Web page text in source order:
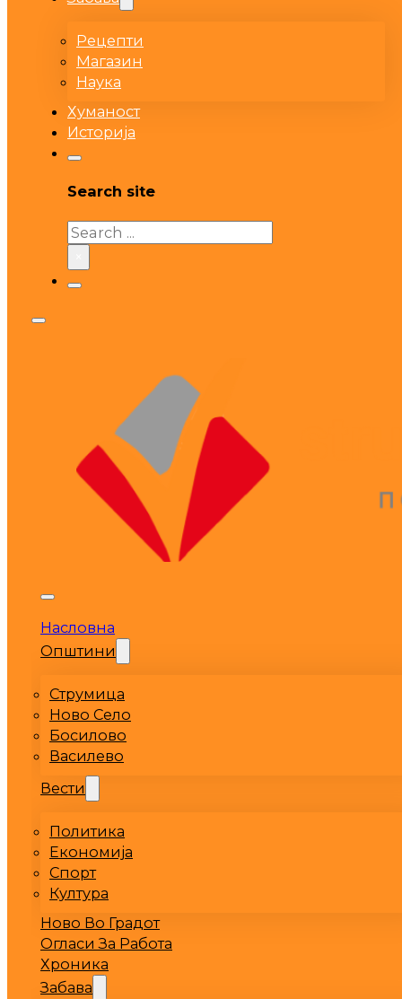
Рецепти
Магазин
Наука
Хуманост
Историја
Search site
Search
Насловна
Општини
Струмица
Ново Село
Босилово
Василево
Вести
Политика
Економија
Спорт
Култура
Ново Во Градот
Огласи За Работа
Хроника
Забава